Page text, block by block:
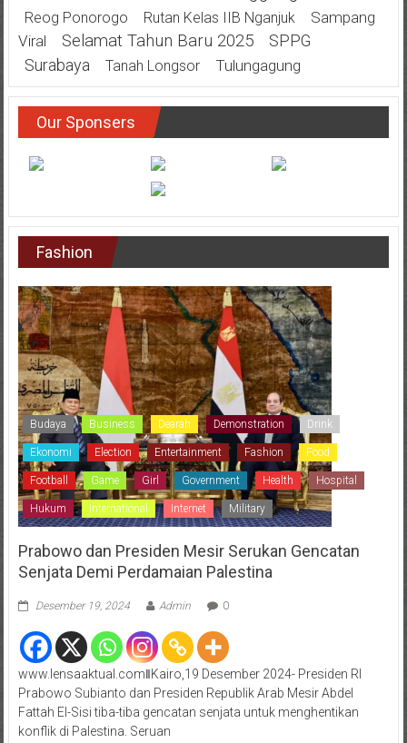
Reog Ponorogo Rutan Kelas IIB Nganjuk
Sampang
Viral
Selamat Tahun Baru 2025
SPPG
Surabaya
Tanah Longsor Tulungagung
Our Sponsers
Fashion
Budaya Business Dearah Demonstration Drink
Ekonomi Election Entertainment Fashion Food
Football Game Girl Government Health Hospital
Hukum International Internet Military
Prabowo dan Presiden Mesir Serukan Gencatan
Senjata Demi Perdamaian Palestina
Desember 19, 2024 Admin 0
www.lensaaktual.comǁKairo,19 Desember 2024- Presiden RI
Prabowo Subianto dan Presiden Republik Arab Mesir Abdel
Fattah El-Sisi tiba-tiba gencatan senjata untuk menghentikan
konflik di Palestina. Seruan